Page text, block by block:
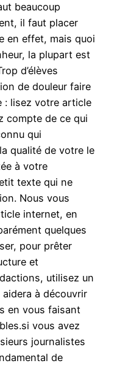
beaucoup
il faut placer
en effet, mais quoi
la plupart est
d’élèves
de douleur faire
: lisez votre article
compte de ce qui
qui
qualité de votre le
à votre
texte qui ne
Nous vous
internet, en
quelques
pour prêter
et
utilisez un
à découvrir
en vous faisant
vous avez
journalistes
de